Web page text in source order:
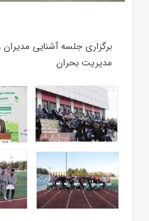
برگزاری جلسه آشنایی
مدیریت بحران